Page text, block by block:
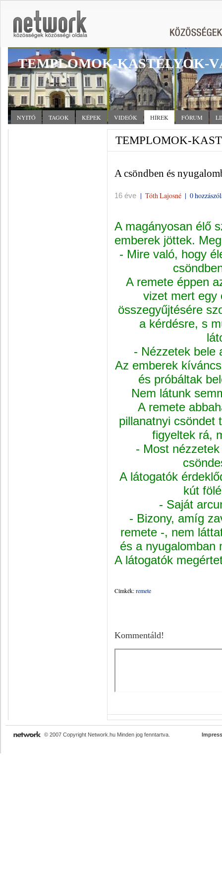
TEMPLOMOK-KASTÉLYOK-
NYITÓ TAGOK KÉPEK VIDEÓK HÍREK FÓRUM
TEMPLOMOK-
A csöndben és
16 éve | Tóth Lajosné | 0
A magányosan élő
emberek jöttek.
- Mire való, hogy
A remete éppen
vizet mert egy
összegyűjtésére
a kérdésre, s
- Nézzetek bele
Az emberek
és próbáltak
Nem látunk
A remete
pillanatnyi csöndet
figyeltek rá,
- Most
A látogatók
kút
- Saját
- Bizony, amíg
remete -, nem
és a nyugalomban
A látogatók
Címkék:remete
Kommentáld!
© 2007 Copyright Network.hu Minden jog fenntartva.